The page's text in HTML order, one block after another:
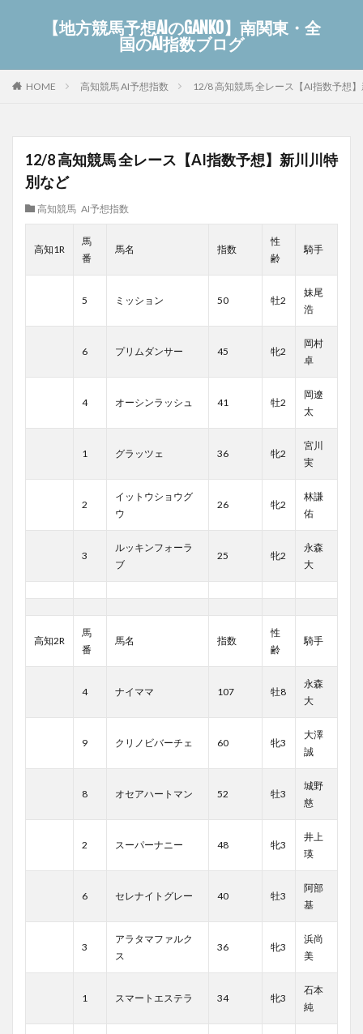
【地方競馬予想AIのGANKO】南関東・全
国のAI指数ブログ
HOME 高知競馬 AI予想指数 12/8 高知競馬 全レース【AI指数予想
12/8 高知競馬 全レース【AI指数予想】新川川特
別など
高知競馬 AI予想指数
高知1R
馬
番
馬名 指数
性
齢
騎手
5 ミッション 50 牡2
妹尾
浩
6 プリムダンサー 45 牝2
岡村
卓
4 オーシンラッシュ 41 牡2
岡遼
太
1 グラッツェ 36 牝2
宮川
実
2
イットウショウグ
ウ
26 牝2
林謙
佑
3
ルッキンフォーラ
ブ
25 牝2
永森
大
高知2R
馬
番
馬名 指数
性
齢
騎手
4 ナイママ 107 牡8
永森
大
9 クリノビバーチェ 60 牝3
大澤
誠
8 オセアハートマン 52 牡3
城野
慈
2 スーパーナニー 48 牝3
井上
瑛
6 セレナイトグレー 40 牡3
阿部
基
3
アラタマファルク
ス
36 牝3
浜尚
美
1 スマートエステラ 34 牝3
石本
純